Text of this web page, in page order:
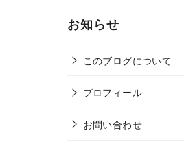
お知らせ
このブログについて
プロフィール
お問い合わせ